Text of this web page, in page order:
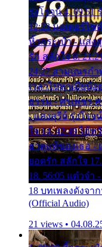
รุ่งโรจน์ 4.
12:23 มอเตอร์ไ
หิ้วกระเป๋า - แสง
รัก สลักใจ 8.
24:27 สามเณรกำ
เวลาไปหาเมียน้อ
ธรรม - ศรเพชร
- แสงสุรีย์ รุ่งโรจ
ใจ 14. 42:49 ไอ้
ธาตุแท้ของเธอ -
ยอดรัก สลักใจ
18. 56:05 แต๋วจ๋า
18 บทเพลงดังจา
(Official Audio)
21 views •